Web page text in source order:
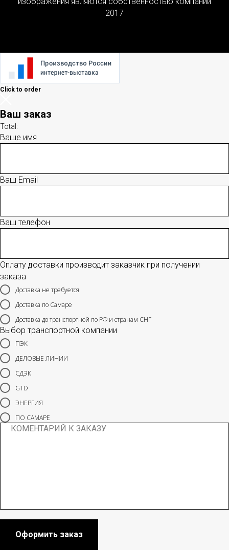
2017
Click to order
Ваш заказ
Total:
Ваше имя
Ваш Email
Ваш телефон
Оплату доставки производит заказчик при получении
заказа
Доставка не требуется
Доставка по Самаре
Доставка до транспортной по РФ и странам СНГ
Выбор транспортной компании
ПЭК
ДЕЛОВЫЕ ЛИНИИ
СДЭК
GTD
ЭНЕРГИЯ
ПО САМАРЕ
Оформить заказ